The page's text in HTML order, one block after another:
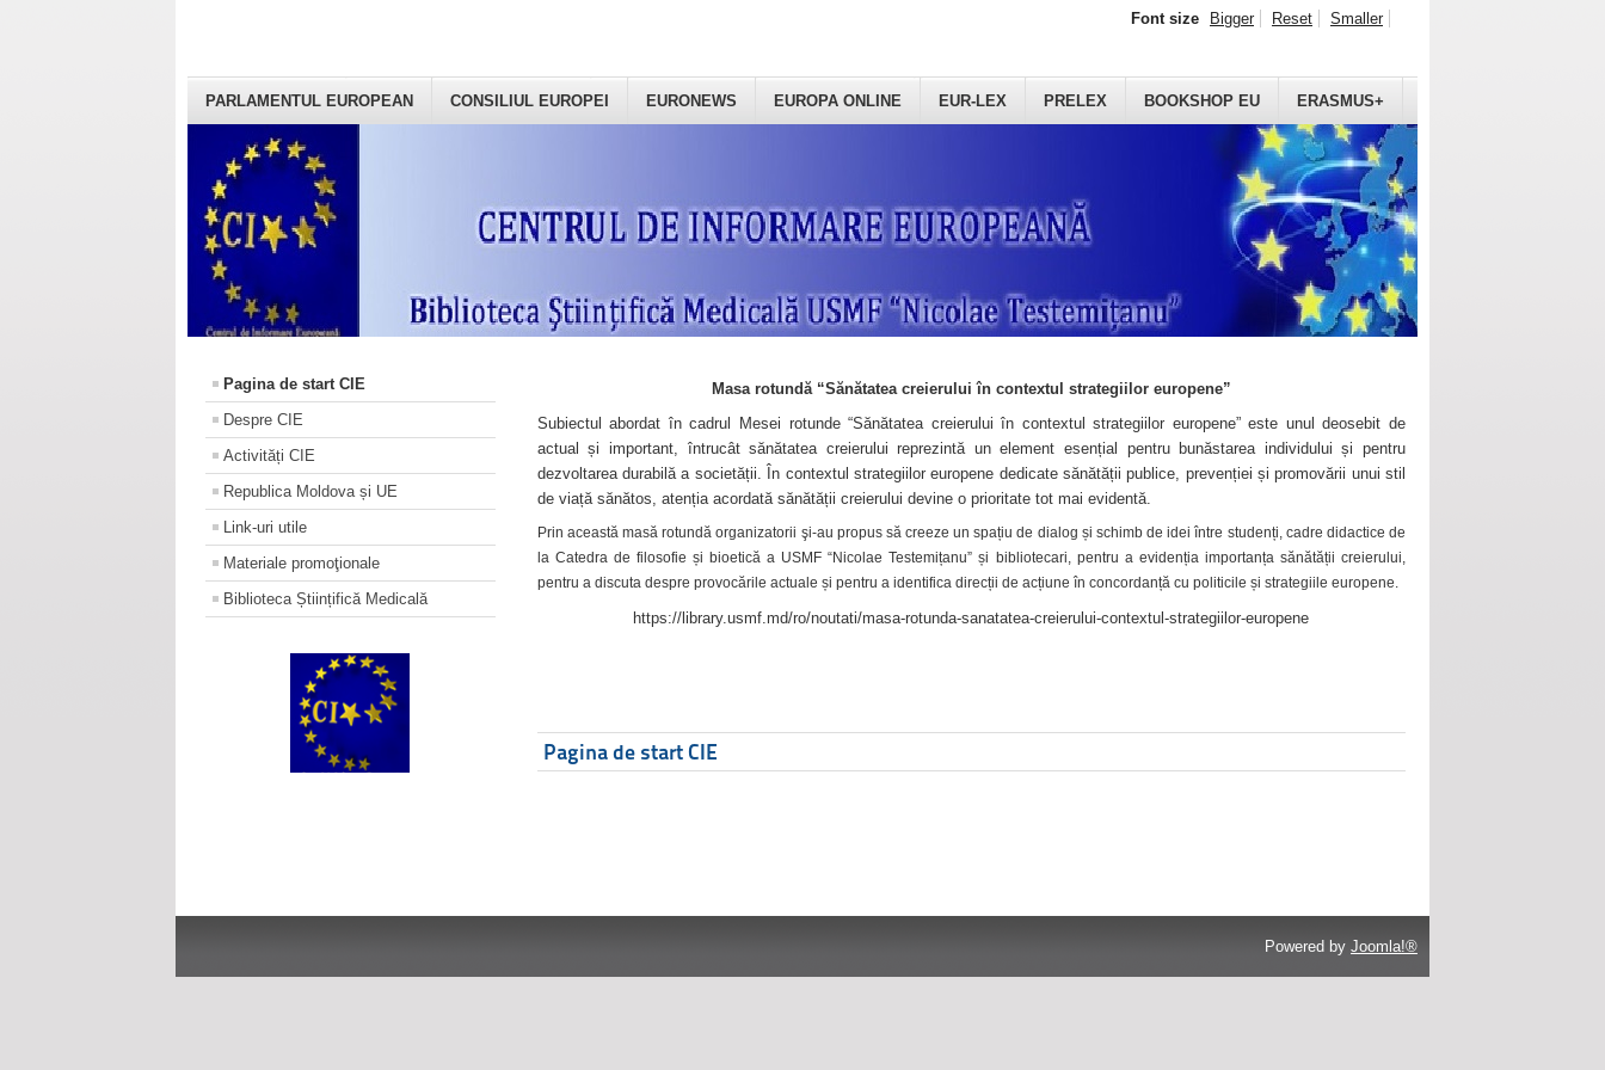
PARLAMENTUL EUROPEAN CONSILIUL EUROPEI EURONEWS EUROPA ONLINE EUR-LEX PRELEX BOOKSHOP EU ERASMUS+
Font size Bigger Reset Smaller
Pagina de start CIE
Despre CIE
Activități CIE
Republica Moldova și UE
Link-uri utile
Materiale promoţionale
Biblioteca Științifică Medicală
Masa rotundă “Sănătatea creierului în contextul strategiilor europene”
Subiectul abordat în cadrul Mesei rotunde “Sănătatea creierului în contextul strategiilor europene” este unul deosebit de
actual și important, întrucât sănătatea creierului reprezintă un element esențial pentru bunăstarea individului și pentru
dezvoltarea durabilă a societății. În contextul strategiilor europene dedicate sănătății publice, prevenției și promovării unui stil
de viață sănătos, atenția acordată sănătății creierului devine o prioritate tot mai evidentă.
Prin această masă rotundă organizatorii şi-au propus să creeze un spațiu de dialog și schimb de idei între studenți, cadre didactice de
la Catedra de filosofie și bioetică a USMF “Nicolae Testemițanu” și bibliotecari, pentru a evidenția importanța sănătății creierului,
pentru a discuta despre provocările actuale și pentru a identifica direcții de acțiune în concordanță cu politicile și strategiile europene.
https://library.usmf.md/ro/noutati/masa-rotunda-sanatatea-creierului-contextul-strategiilor-europene
Pagina de start CIE
Powered by Joomla!®